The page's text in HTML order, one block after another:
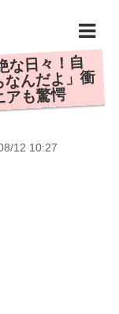
な日々！自
んだよ」衝
も驚愕
12 10:27